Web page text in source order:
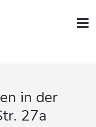
in der
27a